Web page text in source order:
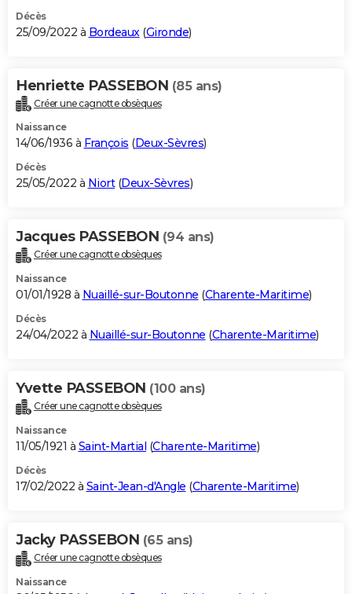
Décès
25/09/2022 à Bordeaux (Gironde)
Henriette PASSEBON (85 ans)
Créer une cagnotte obsèques
Naissance
14/06/1936 à François (Deux-Sèvres)
Décès
25/05/2022 à Niort(Deux-Sèvres)
Jacques PASSEBON (94 ans)
Créer une cagnotte obsèques
Naissance
01/01/1928 à Nuaillé-sur-Boutonne (Charente-Maritime)
Décès
24/04/2022 à Nuaillé-sur-Boutonne (Charente-Maritime)
Yvette PASSEBON (100 ans)
Créer une cagnotte obsèques
Naissance
11/05/1921 à Saint-Martial (Charente-Maritime)
Décès
17/02/2022 à Saint-Jean-d'Angle (Charente-Maritime)
Jacky PASSEBON (65 ans)
Créer une cagnotte obsèques
Naissance